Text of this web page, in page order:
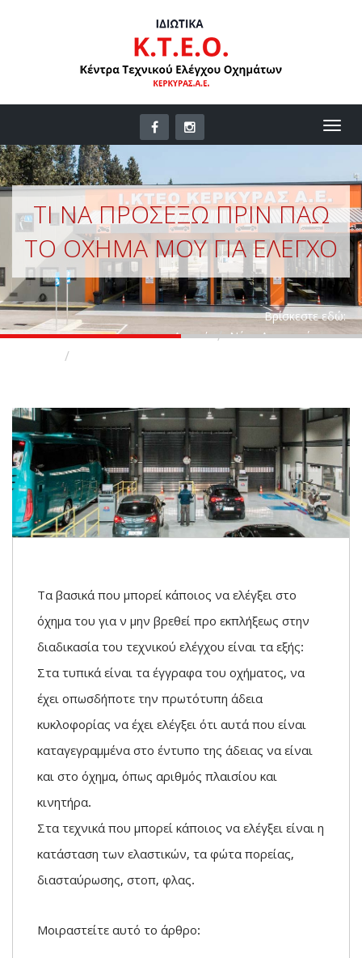
ΤΙ ΝΑ ΠΡΟΣΈΞΩ ΠΡΙΝ ΠΆΩ
ΤΟ ΌΧΗΜΑ ΜΟΥ ΓΙΑ ΈΛΕΓΧΟ
Bρίσκεστε εδώ:
Αρχική
Νέα - Ανακοινώσεις
Τα βασικά που μπορεί κάποιος να ελέγξει στο
όχημα του για ν μην βρεθεί προ εκπλήξεως στην
διαδικασία του τεχνικού ελέγχου είναι τα εξής:
Στα τυπικά είναι τα έγγραφα του οχήματος, να
έχει οπωσδήποτε την πρωτότυπη άδεια
κυκλοφορίας να έχει ελέγξει ότι αυτά που είναι
καταγεγραμμένα στο έντυπο της άδειας να είναι
και στο όχημα, όπως αριθμός πλαισίου και
κινητήρα.
Στα τεχνικά που μπορεί κάποιος να ελέγξει είναι η
κατάσταση των ελαστικών, τα φώτα πορείας,
διασταύρωσης, στοπ, φλας.
Μοιραστείτε αυτό το άρθρο: